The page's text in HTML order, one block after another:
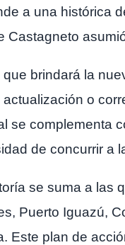
a una histórica
Castagneto
brindará la
o
se complementa
de concurrir a
se suma a las
Puerto Iguazú,
Este plan de